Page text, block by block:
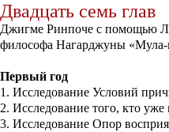
Двадцать семь глав
Джигме Ринпоче с помощью
философа Нагарджуны «Мула-
Первый год
1. Исследование Условий
2. Исследование того, кто
3. Исследование Опор